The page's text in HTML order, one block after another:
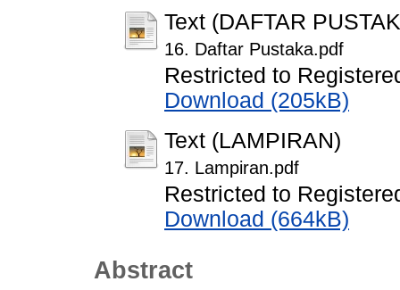
Text (DAFTAR
16. Daftar Pustaka.pdf
Restricted to
Download (205kB)
Text (LAMPIRAN)
17. Lampiran.pdf
Restricted to
Download (664kB)
Abstract